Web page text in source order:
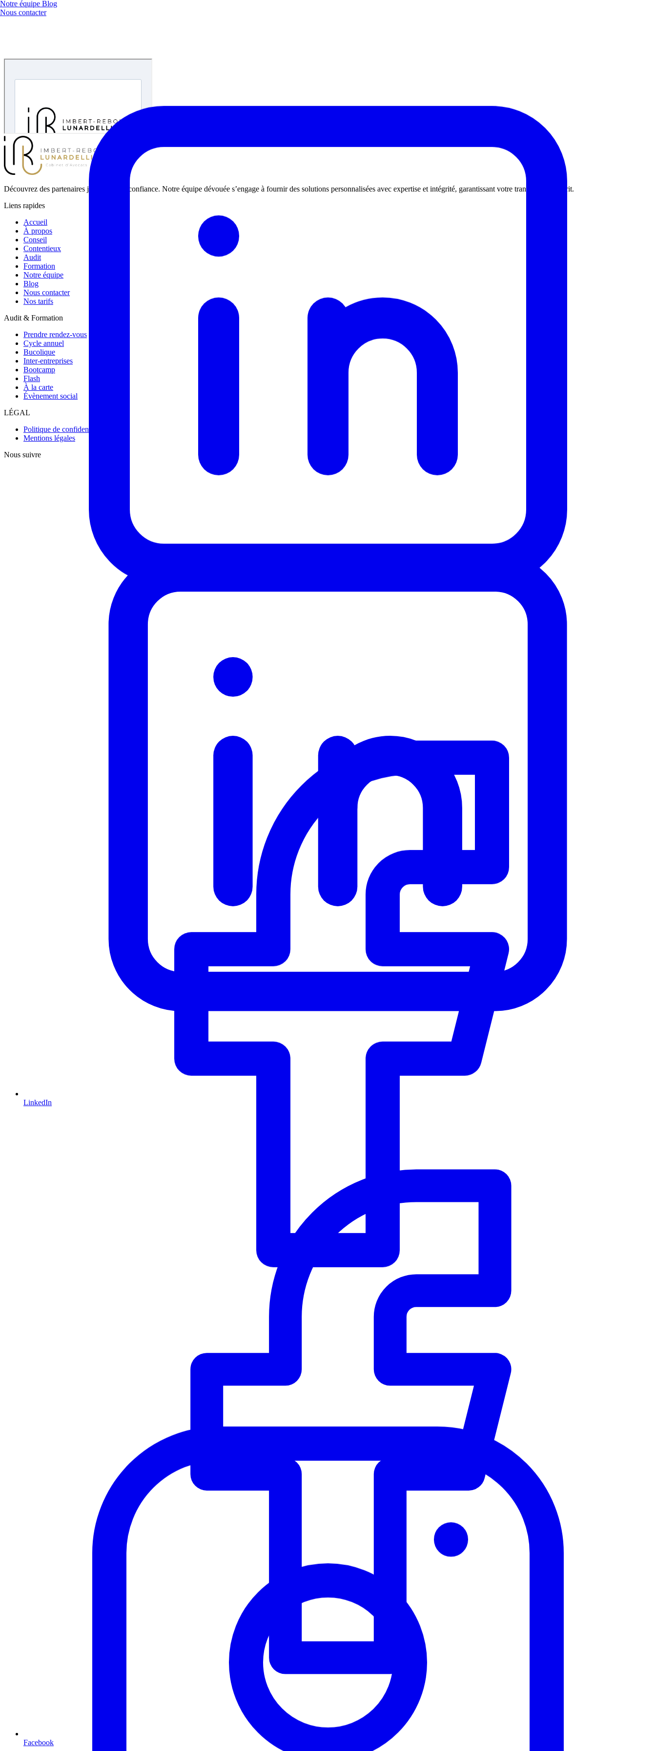
Notre équipe Blog
Nous contacter
Découvrez des partenaires juridiques de confiance. Notre équipe dévouée s’engage à fournir des solutions personnalisées avec expertise et intégrité, garantissant votre tranquillité d’esprit.
Liens rapides
Accueil
À propos
Conseil
Contentieux
Audit
Formation
Notre équipe
Blog
Nous contacter
Nos tarifs
Audit & Formation
Prendre rendez-vous
Cycle annuel
Bucolique
Inter-entreprises
Bootcamp
Flash
À la carte
Évènement social
LÉGAL
Politique de confidentialité
Mentions légales
Nous suivre
LinkedIn
Facebook